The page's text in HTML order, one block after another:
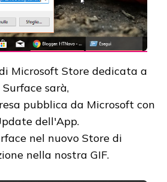
Microsoft Store dedicata a
sarà,
pubblica da Microsoft con
dell'App.
nel nuovo Store di
nella nostra GIF.